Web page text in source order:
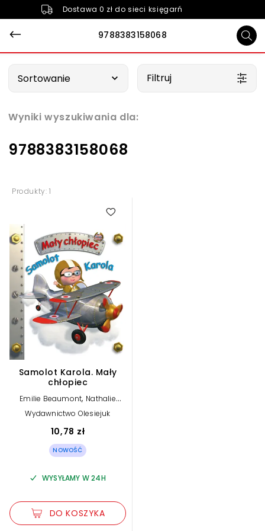
Dostawa 0 zł do sieci księgarń
9788383158068
Wyniki wyszukiwania dla:
9788383158068
Sortowanie Filtruj
Produkty: 1
Samolot Karola. Mały
chłopiec
Emilie Beaumont, Nathalie
Belineau
Alexis Nesme (ilustr.)
Wydawnictwo Olesiejuk
10,78 zł
NOWOŚĆ
WYSYŁAMY W 24H
DO KOSZYKA